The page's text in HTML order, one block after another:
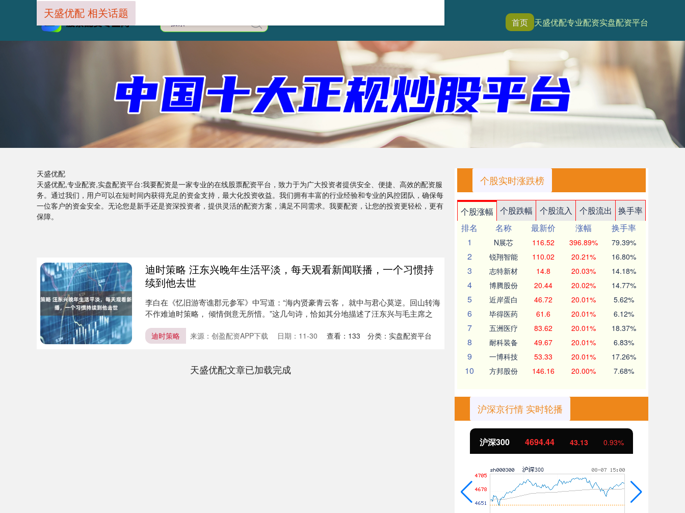
首页 天盛优配专业配资实盘配资平台
天盛优配
天盛优配,专业配资,实盘配资平台:我要配资是一家专业的在线股票配资平台，致力于为广大投资者提供安全、便捷、高效的配资服
务。通过我们，用户可以在短时间内获得充足的资金支持，最大化投资收益。我们拥有丰富的行业经验和专业的风控团队，确保每
一位客户的资金安全。无论您是新手还是资深投资者，提供灵活的配资方案，满足不同需求。我要配资，让您的投资更轻松，更有
保障。
天盛优配 相关话题
迪时策略 汪东兴晚年生活平淡，每天观看新闻联播，一个习惯持
续到他去世
李白在《忆旧游寄谯郡元参军》中写道：“海内贤豪青云客， 就中与君心莫逆。回山转海
不作难迪时策略， 倾情倒意无所惜。”这几句诗，恰如其分地描述了汪东兴与毛主席之
迪时策略 来源：创盈配资APP下载 日期：11-30 查看： 133 分类： 实盘配资平台
天盛优配文章已加载完成
个股实时涨跌榜
个股涨幅 个股跌幅 个股流入 个股流出
换手率
排名
名称 最新价 涨幅
换手率
1
N展芯 116.52 396.89% 79.39%
2 锐翔智能 110.02 20.21% 16.80%
3 志特新材 14.8 20.03% 14.18%
4 博腾股份 20.44 20.02% 14.77%
5 近岸蛋白 46.72 20.01% 5.62%
6 毕得医药 61.6 20.01% 6.12%
7 五洲医疗 83.62 20.01% 18.37%
8 耐科装备 49.67 20.01% 6.83%
9 一博科技 53.33 20.01% 17.26%
10 方邦股份 146.16 20.00% 7.68%
沪深京行情 实时轮播
沪深300 4694.44 43.13 0.93%